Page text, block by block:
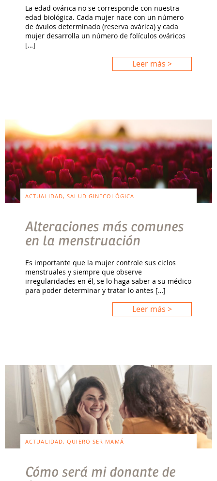
La edad ovárica no se corresponde con nuestra
edad biológica. Cada mujer nace con un número
de óvulos determinado (reserva ovárica) y cada
mujer desarrolla un número de folículos ováricos
[…]
Leer más >
ACTUALIDAD, SALUD GINECOLÓGICA
Alteraciones más comunes
en la menstruación
Es importante que la mujer controle sus ciclos
menstruales y siempre que observe
irregularidades en él, se lo haga saber a su médico
para poder determinar y tratar lo antes […]
Leer más >
ACTUALIDAD, QUIERO SER MAMÁ
Cómo será mi donante de